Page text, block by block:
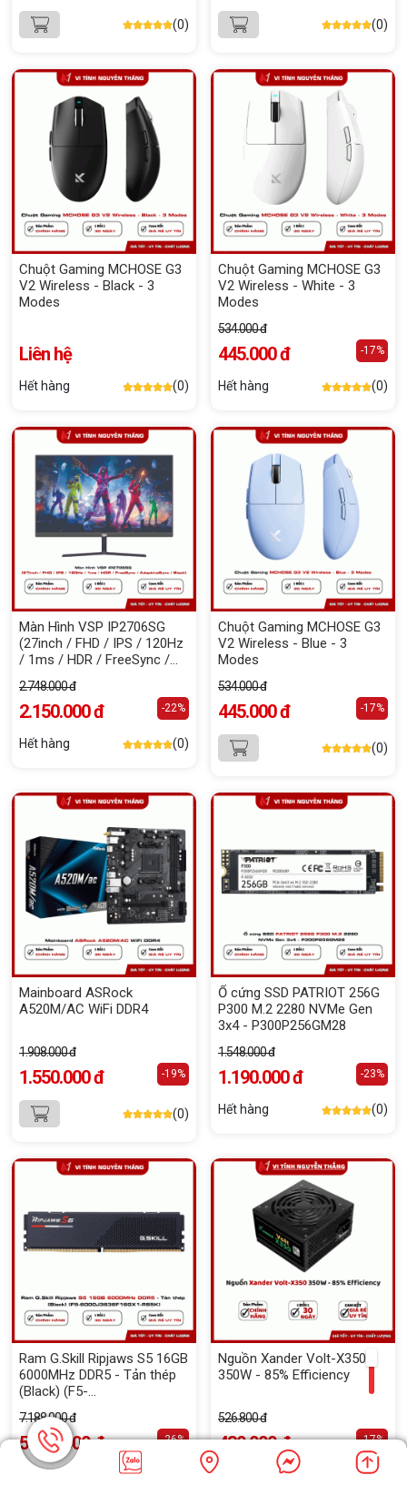
(0) (0)
Chuột Gaming MCHOSE G3
V2 Wireless - Black - 3
Modes
Liên hệ
Hết hàng (0)
Chuột Gaming MCHOSE G3
V2 Wireless - White - 3
Modes
534.000 đ
445.000 đ -17%
Hết hàng (0)
Màn Hình VSP IP2706SG
(27inch / FHD / IPS / 120Hz
/ 1ms / HDR / FreeSync /
2.748.000 đ
2.150.000 đ -22%
Hết hàng (0)
Chuột Gaming MCHOSE G3
V2 Wireless - Blue - 3
Modes
534.000 đ
445.000 đ -17%
(0)
Mainboard ASRock
A520M/AC WiFi DDR4
1.908.000 đ
1.550.000 đ -19%
(0)
Ổ cứng SSD PATRIOT 256G
P300 M.2 2280 NVMe Gen
3x4 - P300P256GM28
1.548.000 đ
1.190.000 đ -23%
Hết hàng (0)
Ram G.Skill Ripjaws S5 16GB
6000MHz DDR5 - Tản thép
(Black) (F5-
7.188.000 đ
5.290.000 đ -26%
Nguồn Xander Volt-X350
350W - 85% Efficiency
526.800 đ
439.000 đ -17%
(0)